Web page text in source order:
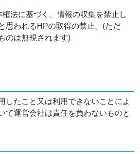
法に基づく、情報の収集を禁止し
思われるHPの取得の禁止。(ただ
のは無視されます)
したこと又は利用できないことによ
て運営会社は責任を負わないものと